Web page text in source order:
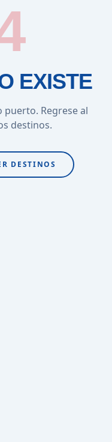
EXISTE
Regrese al
destinos.
DESTINOS